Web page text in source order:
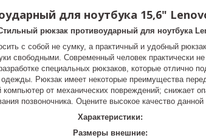
для ноутбука 15,6"
рюкзак противоударный для ноутбука
с собой не сумку, а практичный и удобный
свободными. Современный человек практически
специальных рюкзаков, которые отлично
Рюкзак имеет некоторые преимущества
компьютер от механических повреждений; снижает
позвоночника. Оцените высокое качество
Характеристики:
Размеры внешние: